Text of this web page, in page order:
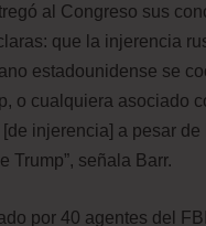
al Congreso sus
que la injerencia
estadounidense se
o cualquiera asociado
injerencia] a pesar
Trump”, señala Barr.
por 40 agentes del